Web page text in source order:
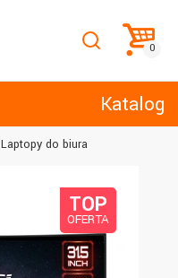
Katalog
Laptopy do biura
TOP
OFERTA